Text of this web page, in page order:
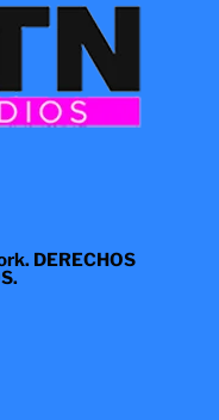
DERECHOS